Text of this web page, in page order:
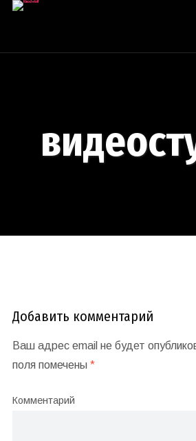
Добавить комментарий
Ваш адрес email не будет
поля помечены *
Комментарий